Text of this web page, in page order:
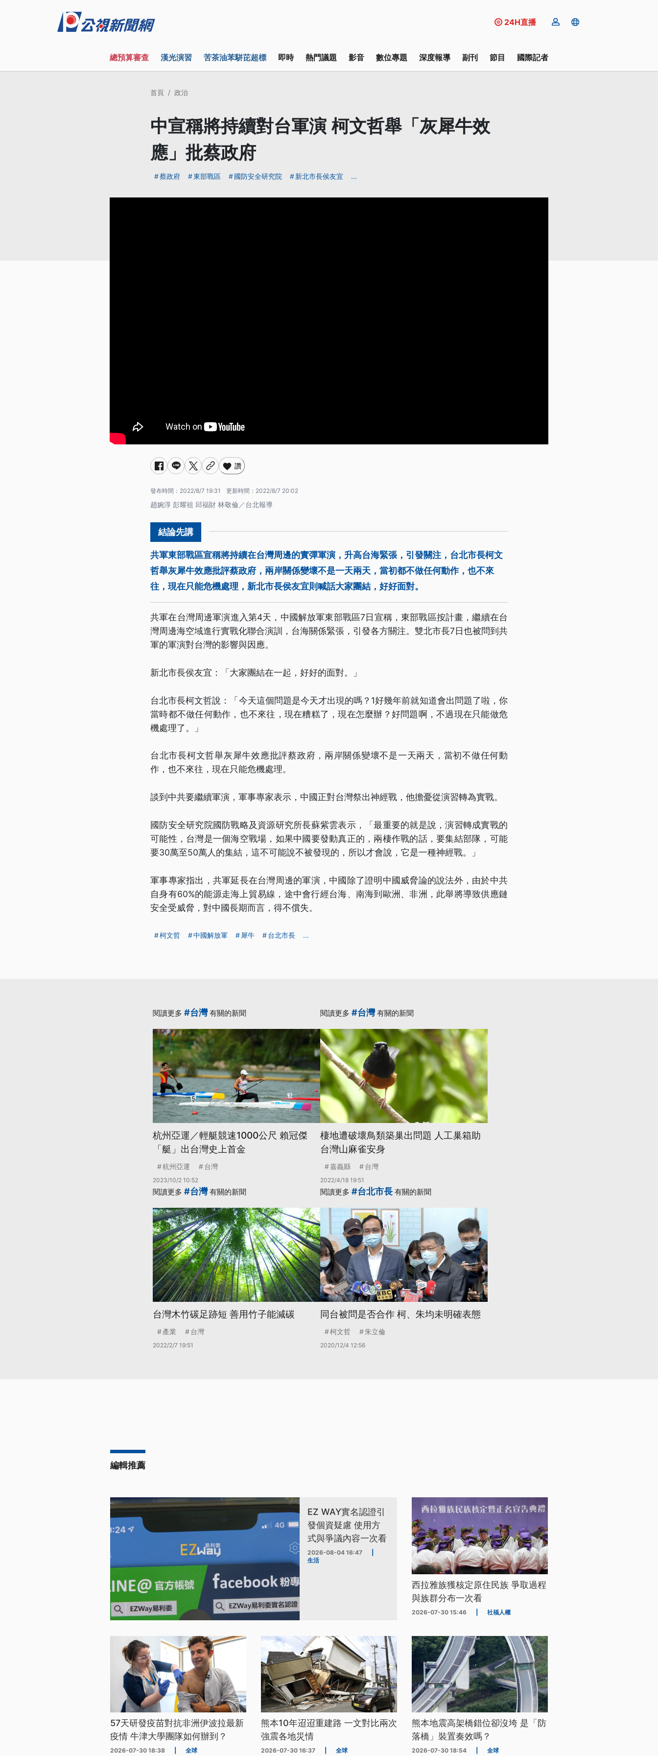
24H直播
總預算審查 漢光演習 苦茶油苯駢芘超標 即時 熱門議題 影音 數位專題 深度報導 副刊 節目 國際記者
首頁 政治
中宣稱將持續對台軍演 柯文哲舉「灰犀牛效
應」批蔡政府
蔡政府 東部戰區 國防安全研究院 新北市長侯友宜 ...
讚
發布時間： 2022/8/7 19:31 更新時間： 2022/8/7 20:02
趙婉淳 彭耀祖 邱福財 林敬倫／台北報導
共軍東部戰區宣稱將持續在台灣周邊的實彈軍演，升高台海緊張，引發關注，台北市長柯文
哲舉灰犀牛效應批評蔡政府，兩岸關係變壞不是一天兩天，當初都不做任何動作，也不來
往，現在只能危機處理，新北市長侯友宜則喊話大家團結，好好面對。
共軍在台灣周邊軍演進入第4天，中國解放軍東部戰區7日宣稱，東部戰區按計畫，繼續在台
灣周邊海空域進行實戰化聯合演訓，台海關係緊張，引發各方關注。雙北市長7日也被問到共
軍的軍演對台灣的影響與因應。
新北市長侯友宜：「大家團結在一起，好好的面對。」
台北市長柯文哲說：「今天這個問題是今天才出現的嗎？1好幾年前就知道會出問題了啦，你
當時都不做任何動作，也不來往，現在糟糕了，現在怎麼辦？好問題啊，不過現在只能做危
機處理了。」
台北市長柯文哲舉灰犀牛效應批評蔡政府，兩岸關係變壞不是一天兩天，當初不做任何動
作，也不來往，現在只能危機處理。
談到中共要繼續軍演，軍事專家表示，中國正對台灣祭出神經戰，他擔憂從演習轉為實戰。
國防安全研究院國防戰略及資源研究所長蘇紫雲表示，「最重要的就是說，演習轉成實戰的
可能性，台灣是一個海空戰場，如果中國要發動真正的，兩棲作戰的話，要集結部隊，可能
要30萬至50萬人的集結，這不可能說不被發現的，所以才會說，它是一種神經戰。」
軍事專家指出，共軍延長在台灣周邊的軍演，中國除了證明中國威脅論的說法外，由於中共
自身有60%的能源走海上貿易線，途中會行經台海、南海到歐洲、非洲，此舉將導致供應鏈
安全受威脅，對中國長期而言，得不償失。
柯文哲 中國解放軍 犀牛 台北市長 ...
閱讀更多 #台灣有關的新聞
杭州亞運／輕艇競速1000公尺 賴冠傑
「艇」出台灣史上首金
杭州亞運 台灣
2023/10/2 10:52
閱讀更多 #台灣有關的新聞
棲地遭破壞鳥類築巢出問題 人工巢箱助
台灣山麻雀安身
嘉義縣 台灣
2022/4/18 19:51
閱讀更多 #台灣有關的新聞
台灣木竹碳足跡短 善用竹子能減碳
產業 台灣
2022/2/7 19:51
閱讀更多 #台北市長 有關的新聞
同台被問是否合作 柯、朱均未明確表態
柯文哲 朱立倫
2020/12/4 12:56
編輯推薦
EZ WAY實名認證引
發個資疑慮 使用方
式與爭議內容一次看
2026-08-04 16:47
生活
西拉雅族獲核定原住民族 爭取過程
與族群分布一次看
2026-07-30 15:46 社福人權
57天研發疫苗對抗非洲伊波拉最新
疫情 牛津大學團隊如何辦到？
2026-07-30 18:38 全球
熊本10年迢迢重建路 一文對比兩次
強震各地災情
2026-07-30 16:37 全球
熊本地震高架橋錯位卻沒垮 是「防
落橋」裝置奏效嗎？
2026-07-30 18:54 全球